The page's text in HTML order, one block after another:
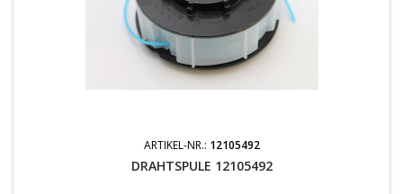
ARTIKEL-NR.: 12105492
DRAHTSPULE 12105492